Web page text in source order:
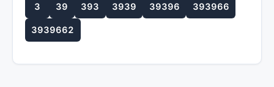
3 39 393 3939 39396 393966
3939662